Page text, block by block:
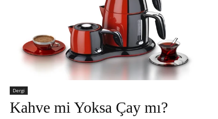
Dergi
Kahve mi Yoksa Çay mı?